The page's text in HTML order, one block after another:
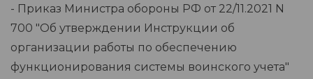
- Приказ Министра обороны РФ от 22/11.2021 N
700 "Об утверждении Инструкции об
организации работы по обеспечению
функционирования системы воинского учета"